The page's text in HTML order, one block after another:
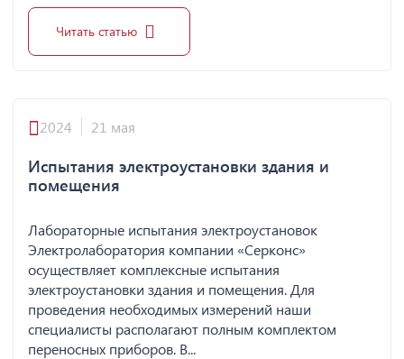
Читать статью
2024 21 мая
Испытания электроустановки здания и
помещения
Лабораторные испытания электроустановок
Электролаборатория компании «Серконс»
осуществляет комплексные испытания
электроустановки здания и помещения. Для
проведения необходимых измерений наши
специалисты располагают полным комплектом
переносных приборов. В...